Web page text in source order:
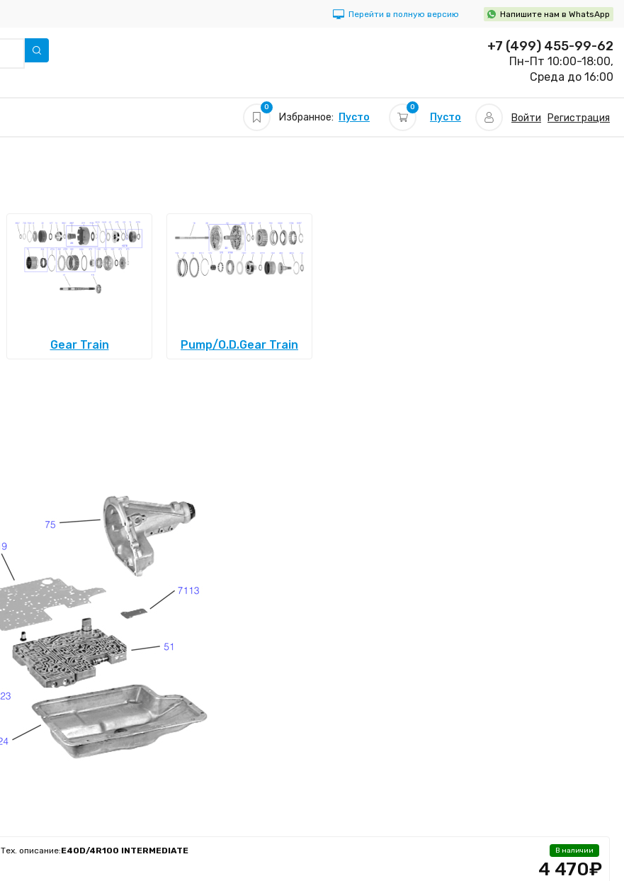
Перейти в полную версию Напишите нам в WhatsApp
+7 (499) 455-99-62
Пн-Пт 10:00-18:00,
Среда до 16:00
0
Избранное: Пусто
0
Пусто Войти Регистрация
Gear Train Pump/O.D.Gear Train
Тех. описание:E4OD/4R100 INTERMEDIATE В наличии
4 470₽